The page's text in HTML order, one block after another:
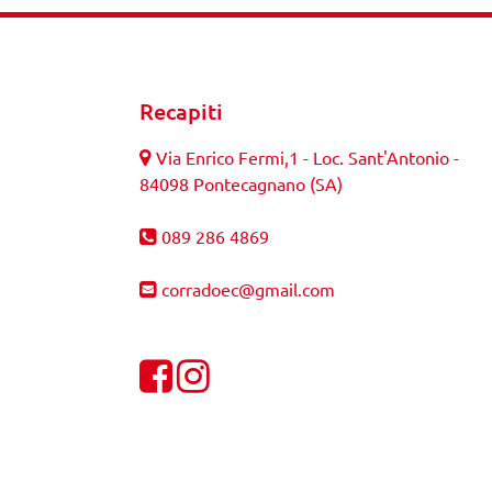
Recapiti
Via Enrico Fermi,1 - Loc. Sant'Antonio -
84098 Pontecagnano (SA)
089 286 4869
corradoec@gmail.com
Visualizza la nostra pagina Facebook
Visualizza il nostro profilo Instagram